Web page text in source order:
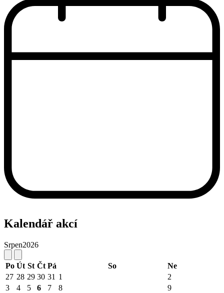
Kalendář akcí
Srpen2026
Po Út St Čt Pá So
Ne
27 28 29 30 31 1
2
3
4 5 6 7 8
9